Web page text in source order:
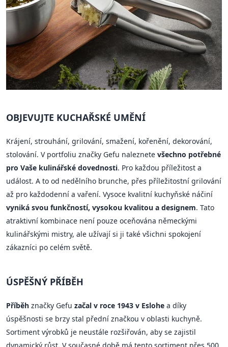
OBJEVUJTE KUCHAŘSKÉ UMĚNÍ
Krájení, strouhání, grilování, smažení, kořenění, dekorování,
stolování. V portfoliu značky Gefu naleznete všechno potřebné
pro Vaše kulinářské dovednosti. Pro každou příležitost a
událost. A to od nedělního brunche, přes příležitostní grilování
až pro každodenní a vaření. Vysoce kvalitní kuchyňské náčiní
vyniká svou funkčností, vysokou kvalitou a designem. Tato
atraktivní kombinace není pouze oceňována německými
kulinářskými mistry, ale užívají si ji také všichni spokojení
zákazníci po celém světě.
ÚSPĚŠNÝ PŘÍBĚH
Příběh značky Gefu začal v roce 1943 v Eslohe a díky
úspěšnosti se brzy stal přední značkou v oblasti kuchyně.
Sortiment výrobků je neustále rozšiřován, aby se zajistil